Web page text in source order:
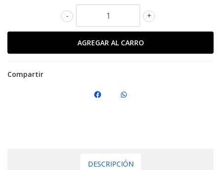
+
-
Compartir
DESCRIPCIÓN